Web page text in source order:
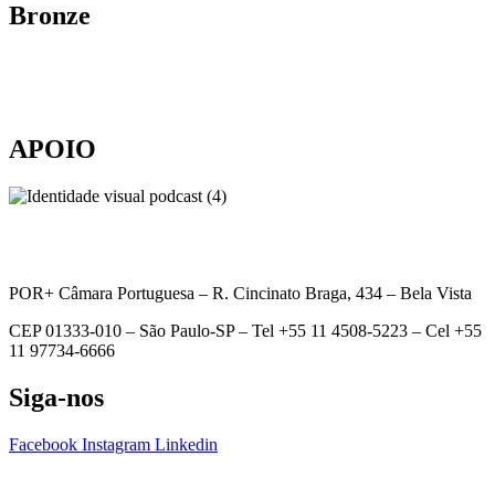
Bronze
APOIO
POR+ Câmara Portuguesa – R. Cincinato Braga, 434 – Bela Vista
CEP 01333-010 – São Paulo-SP – Tel +55 11 4508-5223 – Cel +55
11 97734-6666
Siga-nos
Facebook Instagram Linkedin